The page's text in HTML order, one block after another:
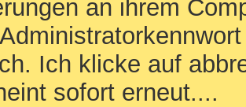
an ihrem
Ich klicke auf
sofort erneut....